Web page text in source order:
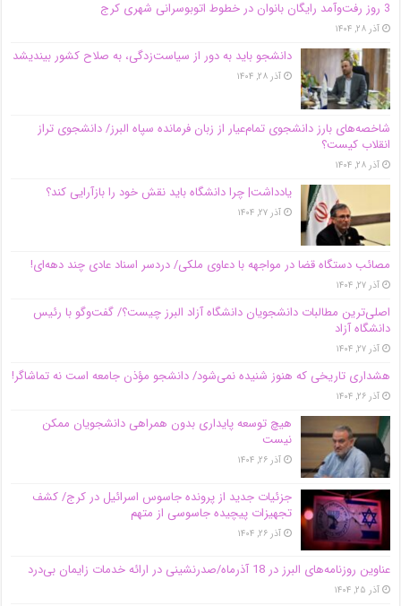
3 روز رفت‌وآمد رایگان بانوان در خطوط اتوبوسرانی شهری کرج
آذر ۲۸, ۱۴۰۴
دانشجو باید به دور از سیاست‌زدگی، به صلاح کشور بیندیشد
آذر ۲۸, ۱۴۰۴
شاخصه‌های بارز دانشجوی تمام‌عیار از زبان فرمانده سپاه البرز/ دانشجوی تراز
انقلاب کیست؟
آذر ۲۸, ۱۴۰۴
یادداشت| چرا دانشگاه باید نقش خود را بازآرایی کند؟
آذر ۲۷, ۱۴۰۴
مصائب دستگاه قضا در مواجهه با دعاوی ملکی/ دردسر اسناد عادی چند‌ دهه‌ای!
آذر ۲۷, ۱۴۰۴
اصلی‌ترین مطالبات دانشجویان دانشگاه آزاد البرز چیست؟/ گفت‌وگو با رئیس
دانشگاه آز‌اد
آذر ۲۷, ۱۴۰۴
هشداری تاریخی که هنوز شنیده نمی‌شود/ دانشجو مؤذن جامعه است نه تماشاگر!
آذر ۲۶, ۱۴۰۴
هیچ توسعه پایداری بدون همراهی دانشجویان ممکن
نیست
آذر ۲۶, ۱۴۰۴
جزئیات جدید از پرونده جاسوس اسرائیل در کرج/‌ کشف
تجهیزات پیچیده جاسوسی از متهم
آذر ۲۶, ۱۴۰۴
عناوین روزنامه‌های البرز در ‌18 آذرماه/صدرنشینی در ارائه خدمات زایمان بی‌درد
آذر ۲۵, ۱۴۰۴